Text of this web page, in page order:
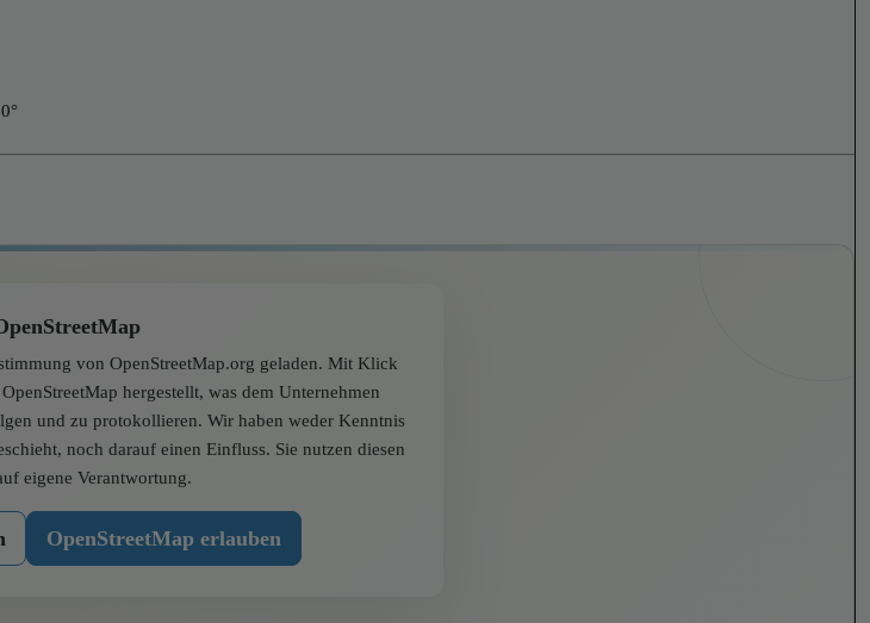
von OpenStreetMap.org geladen. Mit Klick
hergestellt, was dem Unternehmen
und zu protokollieren. Wir haben weder Kenntnis
noch darauf einen Einfluss. Sie nutzen diesen
eigene Verantwortung.
OpenStreetMap erlauben